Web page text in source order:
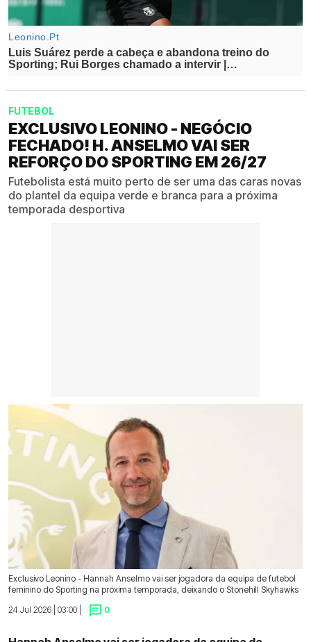
FUTEBOL
EXCLUSIVO LEONINO - NEGÓCIO
FECHADO! H. ANSELMO VAI SER
REFORÇO DO SPORTING EM 26/27
Futebolista está muito perto de ser uma das caras novas
do plantel da equipa verde e branca para a próxima
temporada desportiva
Exclusivo Leonino - Hannah Anselmo vai ser jogadora da equipa de futebol
feminino do Sporting na próxima temporada, deixando o Stonehill Skyhawks
24 Jul 2026 | 03:00 |
0